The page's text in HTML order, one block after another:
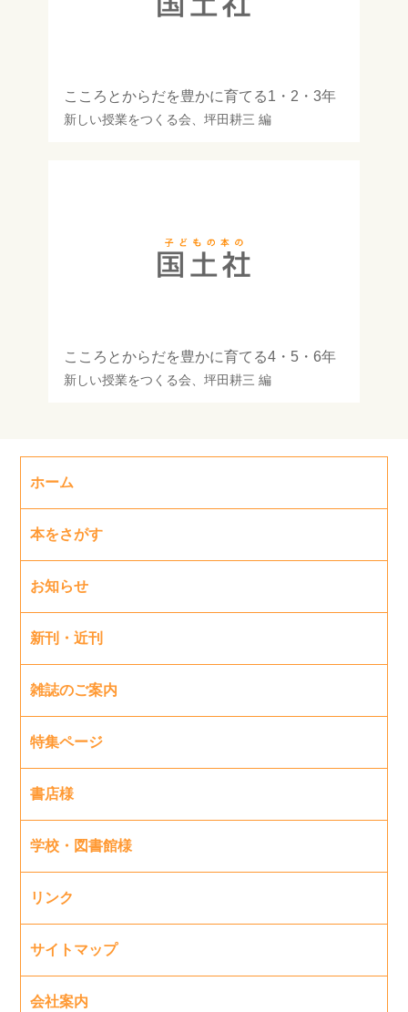
こころとからだを豊かに育てる1・2・3年
新しい授業をつくる会 坪田耕三 編
こころとからだを豊かに育てる4・5・6年
新しい授業をつくる会 坪田耕三 編
ホーム
本をさがす
お知らせ
新刊・近刊
雑誌のご案内
特集ページ
書店様
学校・図書館様
リンク
サイトマップ
会社案内